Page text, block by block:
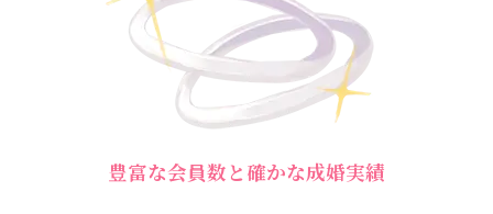
豊富な会員数と確かな成婚実績